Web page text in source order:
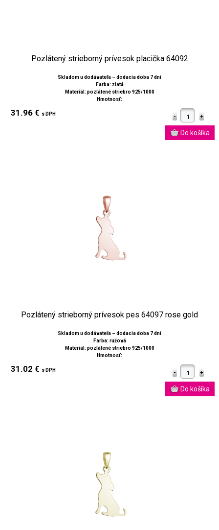
Pozlátený strieborný prívesok placička 64092
Skladom u dodávateľa – dodacia doba 7 dní
Farba: zlatá
Materiál: pozlátené striebro 925/1000
Hmotnosť:
31.96 € s DPH
Pozlátený strieborný prívesok pes 64097 rose gold
Skladom u dodávateľa – dodacia doba 7 dní
Farba: ružová
Materiál: pozlátené striebro 925/1000
Hmotnosť:
31.02 € s DPH